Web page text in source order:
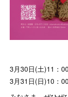
3月30日(土)11：
3月31日(日)10：